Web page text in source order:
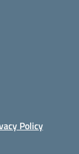
Policy